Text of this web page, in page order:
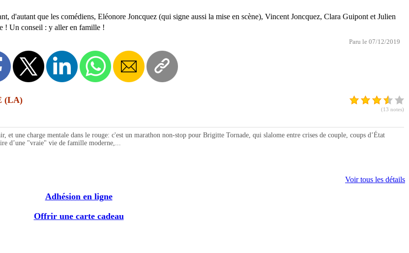
d'autant que les comédiens, Eléonore Joncquez (qui signe aussi la mise en scène), Vincent Joncquez, Clara Guipont et Julien
! Un conseil : y aller en famille !
Paru le 07/12/2019
(13 notes)
(LA)
une charge mentale dans le rouge: c'est un marathon non-stop pour Brigitte Tornade, qui slalome entre crises de couple, coups d’État
d’une "vraie" vie de famille moderne,...
Voir tous les détails
Adhésion en ligne
Offrir une carte cadeau